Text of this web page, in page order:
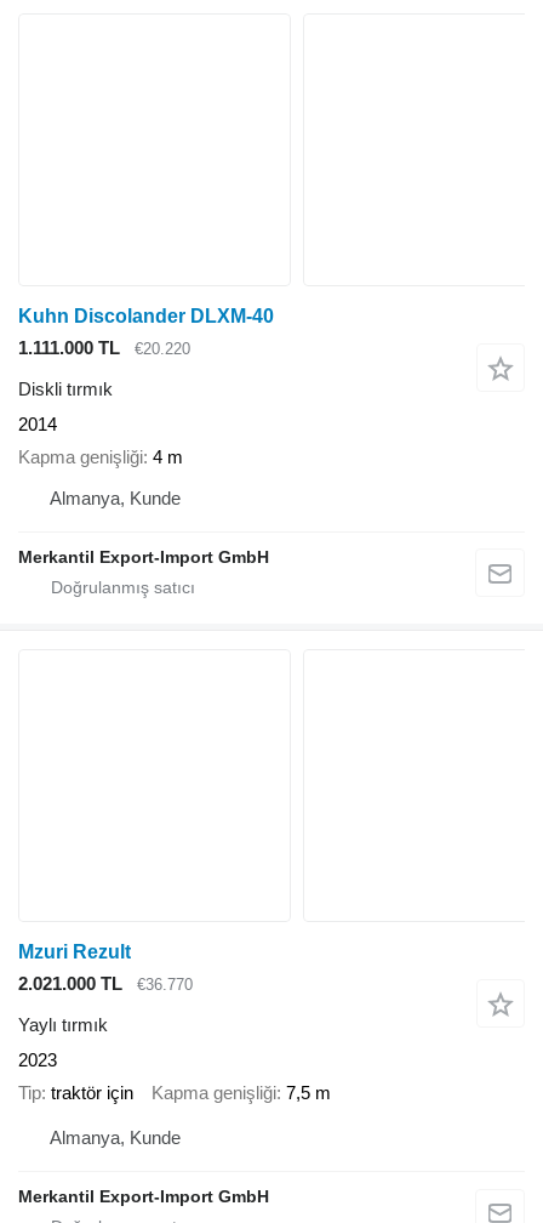
Kuhn Discolander DLXM-40
1.111.000 TL
€20.220
Diskli tırmık
2014
Kapma genişliği 4 m
Almanya, Kunde
Merkantil Export-Import GmbH
Mzuri Rezult
2.021.000 TL
€36.770
Yaylı tırmık
2023
Tip traktör için Kapma genişliği 7,5 m
Almanya, Kunde
Merkantil Export-Import GmbH